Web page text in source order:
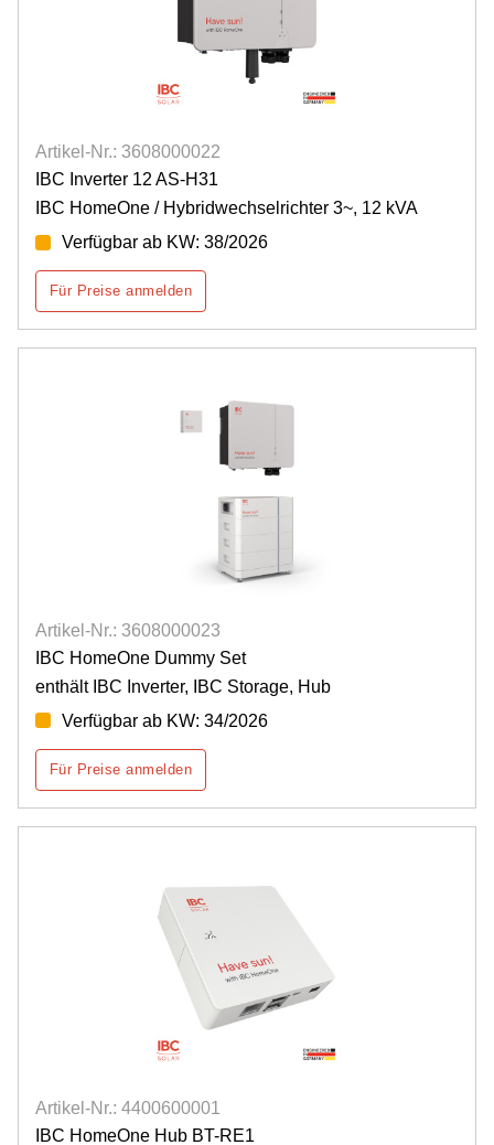
Artikel-Nr.: 3608000022
IBC Inverter 12 AS-H31
IBC HomeOne / Hybridwechselrichter 3~, 12 kVA
Verfügbar ab KW: 38/2026
Für Preise anmelden
Artikel-Nr.: 3608000023
IBC HomeOne Dummy Set
enthält IBC Inverter, IBC Storage, Hub
Verfügbar ab KW: 34/2026
Für Preise anmelden
Artikel-Nr.: 4400600001
IBC HomeOne Hub BT-RE1